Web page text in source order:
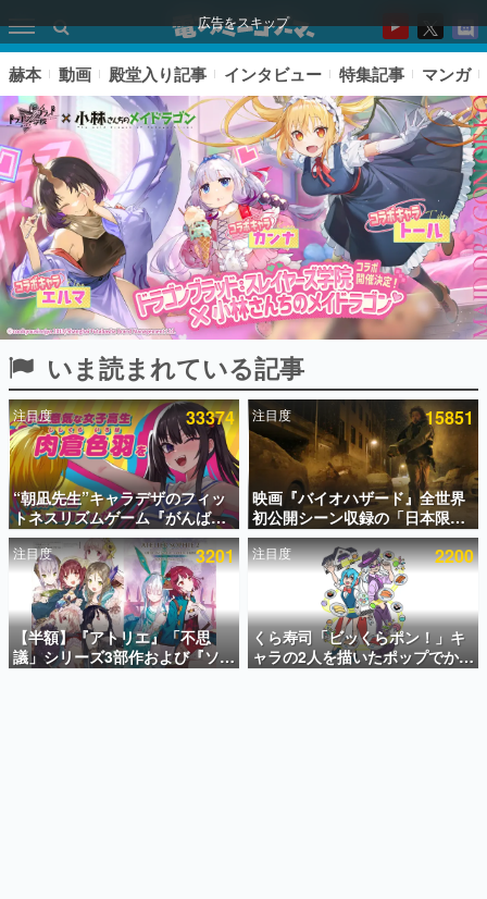
広告をスキップ
ピックアップ
電ファミのいま読まれている記事ランキング
アプリセール情報
インタビュー
連載・特集一覧
殿堂入り記事
SNS拡散数が数千以上！ ページビュー数万以上！ などな
ど。多くの人々に読まれた、電ファミ渾身の“殿堂入り”記
事をまとめました。
赫本 動画 殿堂入り記事 インタビュー 特集記事 マンガ
いま読まれている記事
注目度 33374
“朝凪先生”キャラデザのフィッ
トネスリズムゲーム『がんば
れ！チアリズム』Steamストア
ページが公開。キャラクターの
CVは陽向葵ゅかさん
注目度 15851
映画『バイオハザード』全世界
初公開シーン収録の「日本限
定」予告映像が解禁。バイオの
日（8月10日）にあわせて、
「ラクーンシティ総合病院」へ
行く配達人の姿が披露
注目度 3201
【半額】『アトリエ』「不思
議」シリーズ3部作および『ソフ
ィーのアトリエ2』公式画集の
注目度 2200
くら寿司「ビッくらポン！」キ
ャラの2人を描いたポップでかわ
いいコラボイラストが公開。コ